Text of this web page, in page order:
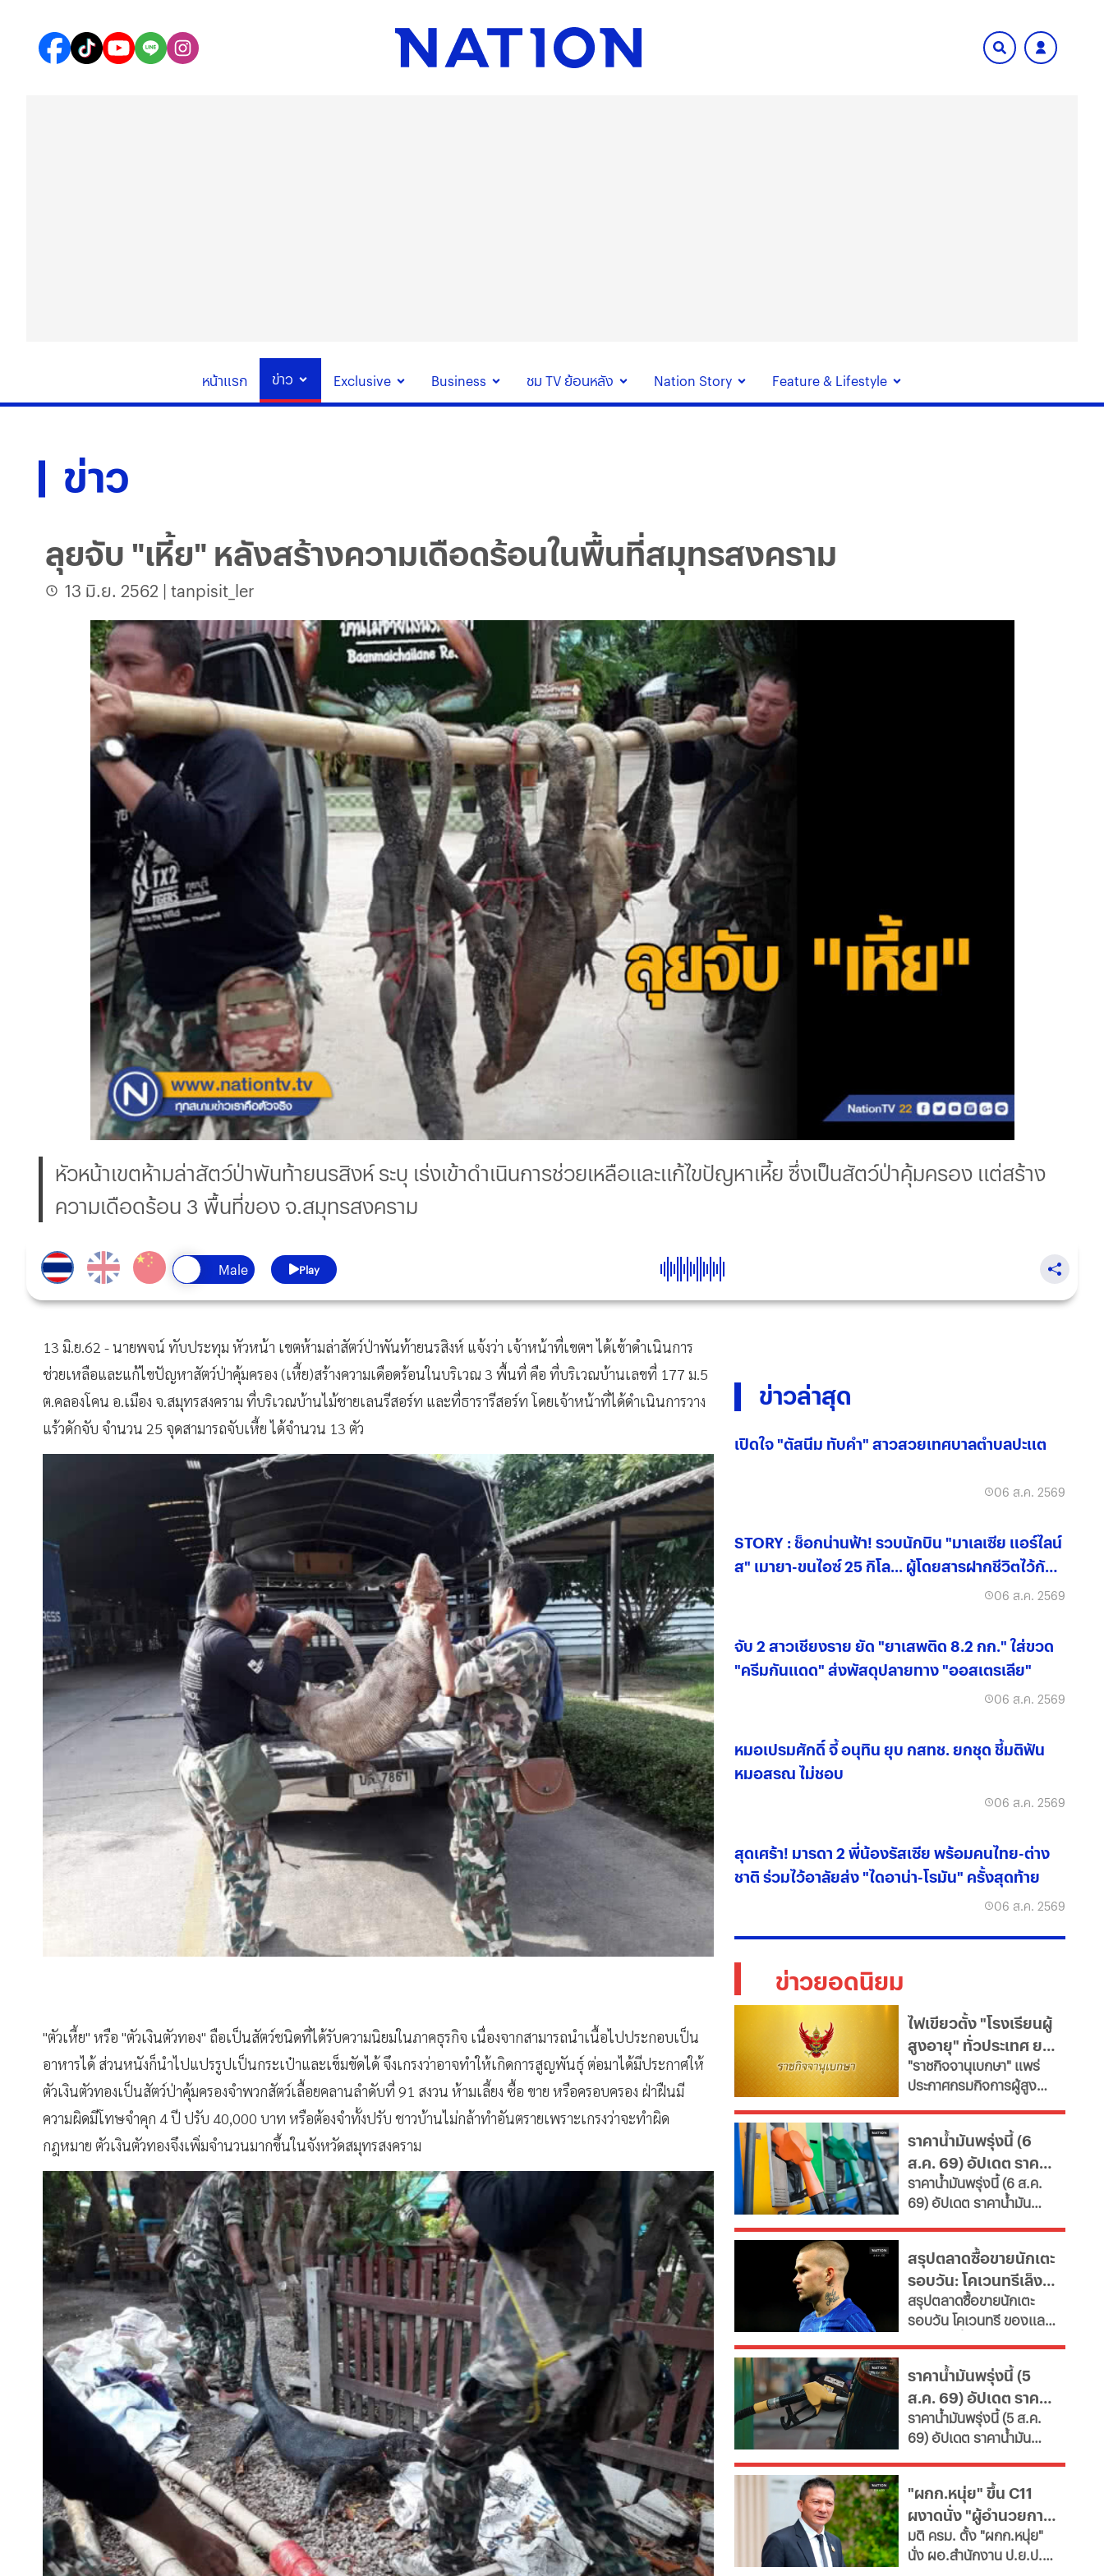
หน้าแรก ข่าว Exclusive Business ชม TV ย้อนหลัง Nation Story Feature & Lifestyle
ข่าว
ลุยจับ "เหี้ย" หลังสร้างความเดือดร้อนในพื้นที่สมุทรสงคราม
13 มิ.ย. 2562 | tanpisit_ler
หัวหน้าเขตห้ามล่าสัตว์ป่าพันท้ายนรสิงห์ ระบุ เร่งเข้าดำเนินการช่วยเหลือและแก้ไขปัญหาเหี้ย ซึ่งเป็นสัตว์ป่าคุ้มครอง แต่สร้าง
ความเดือดร้อน 3 พื้นที่ของ จ.สมุทรสงคราม
Play
13 มิ.ย.62 - นายพจน์ ทับประทุม หัวหน้า เขตห้ามล่าสัตว์ป่าพันท้ายนรสิงห์ แจ้งว่า เจ้าหน้าที่เขตฯ ได้เข้าดำเนินการ
ช่วยเหลือและแก้ไขปัญหาสัตว์ป่าคุ้มครอง (เหี้ย)สร้างความเดือดร้อนในบริเวณ 3 พื้นที่ คือ ที่บริเวณบ้านเลขที่ 177 ม.5
ต.คลองโคน อ.เมือง จ.สมุทรสงคราม ที่บริเวณบ้านไม้ชายเลนรีสอร์ท และที่ธารารีสอร์ท โดยเจ้าหน้าที่ได้ดำเนินการวาง
แร้วดักจับ จำนวน 25 จุดสามารถจับเหี้ย ได้จำนวน 13 ตัว
"ตัวเหี้ย" หรือ "ตัวเงินตัวทอง" ถือเป็นสัตว์ชนิดที่ได้รับความนิยมในภาคธุรกิจ เนื่องจากสามารถนำเนื้อไปประกอบเป็น
อาหารได้ ส่วนหนังก็นำไปแปรรูปเป็นกระเป๋าและเข็มขัดได้ จึงเกรงว่าอาจทำให้เกิดการสูญพันธุ์ ต่อมาได้มีประกาศให้
ตัวเงินตัวทองเป็นสัตว์ป่าคุ้มครองจำพวกสัตว์เลื้อยคลานลำดับที่ 91 สงวน ห้ามเลี้ยง ซื้อ ขาย หรือครอบครอง ฝ่าฝืนมี
ความผิดมีโทษจำคุก 4 ปี ปรับ 40,000 บาท หรือต้องจำทั้งปรับ ชาวบ้านไม่กล้าทำอันตรายเพราะเกรงว่าจะทำผิด
กฎหมาย ตัวเงินตัวทองจึงเพิ่มจำนวนมากขึ้นในจังหวัดสมุทรสงคราม
ข่าวล่าสุด
เปิดใจ "ตัสนีม ทับคำ" สาวสวยเทศบาลตำบลปะแต
06 ส.ค. 2569
STORY : ช็อกน่านฟ้า! รวบนักบิน "มาเลเซีย แอร์ไลน์
ส" เมายา-ขนไอซ์ 25 กิโล... ผู้โดยสารฝากชีวิตไว้กับ
06 ส.ค. 2569
จับ 2 สาวเชียงราย ยัด "ยาเสพติด 8.2 กก." ใส่ขวด
"ครีมกันแดด" ส่งพัสดุปลายทาง "ออสเตรเลีย"
06 ส.ค. 2569
หมอเปรมศักดิ์ จี้ อนุทิน ยุบ กสทช. ยกชุด ชี้มติฟัน
หมอสรณ ไม่ชอบ
06 ส.ค. 2569
สุดเศร้า! มารดา 2 พี่น้องรัสเซีย พร้อมคนไทย-ต่าง
ชาติ ร่วมไว้อาลัยส่ง "ไดอาน่า-โรมัน" ครั้งสุดท้าย
06 ส.ค. 2569
ข่าวยอดนิยม
ไฟเขียวตั้ง "โรงเรียนผู้
สูงอายุ" ทั่วประเทศ ยก
ระดับคุณภาพชีวิต เช็ก
เงื่อนไข
"ราชกิจจานุเบกษา" แพร่
ประกาศกรมกิจการผู้สูง
"โรงเรียนผู้สูงอายุ" มุ่งขับ
เคลื่อนสังคมสูงวัยอย่างมี
คุณค่า หนุนพัฒนา
ศักยภาพ-เรียนรู้ตลอดชีวิต
เผยช่องทางยื่นคำขอทั้ง
กทม.-ต่างจังหวัด พบ
ฝ่าฝืนเกณฑ์เสี่ยงถูกสั่ง
เพิกถอน
ราคาน้ำมันพรุ่งนี้ (6
ส.ค. 69) อัปเดต ราคา
น้ำมันล่าสุด จากปั๊ม
ใหญ่
ราคาน้ำมันพรุ่งนี้ (6 ส.ค.
69) อัปเดต ราคาน้ำมัน
ขนาดใหญ่ มีทั้งราคาน้ำมัน
ดีเซล เบนซิน และ แก๊สโซ
ฮอล์
สรุปตลาดซื้อขายนักเตะ
รอบวัน: โคเวนทรีเล็ง
"มูดริก" สาลิกาปัดปืน
ซื้อ "กิมาไรส์"
สรุปตลาดซื้อขายนักเตะ
รอบวัน โคเวนทรี ของแลม
ด้านสาลิกาดงปัดข้อเสนอ
แรกจาก อาร์เซนอล ในการ
ล่าตัว "กิมาไรส์" ขณะที่ โค
โม่ ปิดดีล "ชาโลบาห์"
ราคาน้ำมันพรุ่งนี้ (5
ส.ค. 69) อัปเดต ราคา
น้ำมันล่าสุด จากปั๊ม
ใหญ่
ราคาน้ำมันพรุ่งนี้ (5 ส.ค.
69) อัปเดต ราคาน้ำมัน
ขนาดใหญ่ มีทั้งราคาน้ำมัน
ดีเซล เบนซิน และ แก๊สโซ
ฮอล์
"ผกก.หนุ่ย" ขึ้น C11
ผงาดนั่ง "ผู้อำนวยการ
ป.ย.ป."
มติ ครม. ตั้ง "ผกก.หนุ่ย"
นั่ง ผอ.สำนักงาน ป.ย.ป.